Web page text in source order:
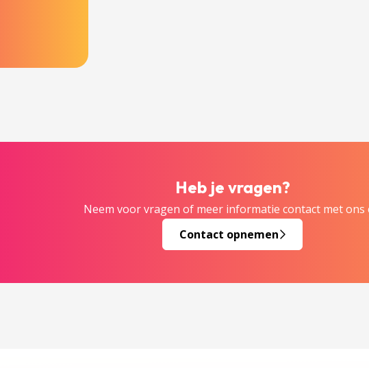
Heb je vragen?
Neem voor vragen of meer informatie contact met ons
Contact opnemen